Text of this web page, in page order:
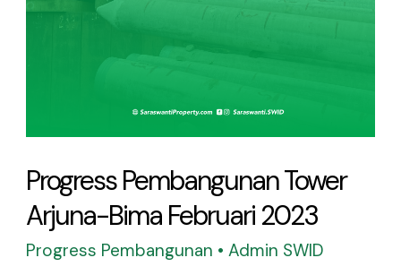
Progress Pembangunan Tower
Arjuna-Bima Februari 2023
Progress Pembangunan •Admin SWID